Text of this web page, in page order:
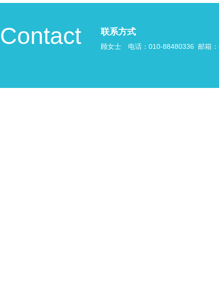
Contact 联系方式
顾女士 电话：010-88480336 邮箱